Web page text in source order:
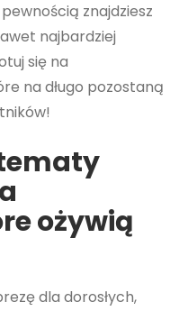
znajdziesz
najbardziej
się na
na długo pozostaną
ożywią
dla dorosłych,